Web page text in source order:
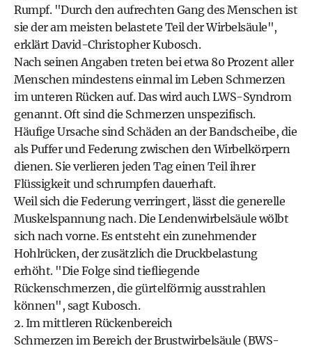
Rumpf. "Durch den aufrechten Gang des Menschen ist
sie der am meisten belastete Teil der Wirbelsäule",
erklärt David-Christopher Kubosch.
Nach seinen Angaben treten bei etwa 80 Prozent aller
Menschen mindestens einmal im Leben Schmerzen
im unteren Rücken auf. Das wird auch LWS-Syndrom
genannt. Oft sind die Schmerzen unspezifisch.
Häufige Ursache sind Schäden an der Bandscheibe, die
als Puffer und Federung zwischen den Wirbelkörpern
dienen. Sie verlieren jeden Tag einen Teil ihrer
Flüssigkeit und schrumpfen dauerhaft.
Weil sich die Federung verringert, lässt die generelle
Muskelspannung nach. Die Lendenwirbelsäule wölbt
sich nach vorne. Es entsteht ein zunehmender
Hohlrücken, der zusätzlich die Druckbelastung
erhöht. "Die Folge sind tiefliegende
Rückenschmerzen, die gürtelförmig ausstrahlen
können", sagt Kubosch.
2. Im mittleren Rückenbereich
Schmerzen im Bereich der Brustwirbelsäule (BWS-